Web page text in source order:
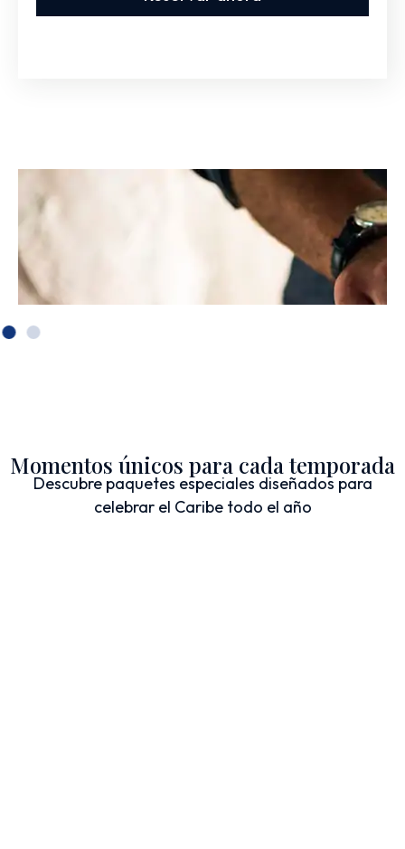
Momentos únicos para cada temporada
Descubre paquetes especiales diseñados para
celebrar el Caribe todo el año